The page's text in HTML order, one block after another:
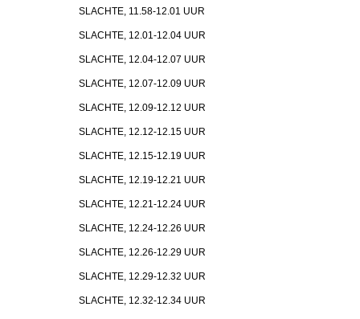
SLACHTE, 11.58-12.01 UUR
SLACHTE, 12.01-12.04 UUR
SLACHTE, 12.04-12.07 UUR
SLACHTE, 12.07-12.09 UUR
SLACHTE, 12.09-12.12 UUR
SLACHTE, 12.12-12.15 UUR
SLACHTE, 12.15-12.19 UUR
SLACHTE, 12.19-12.21 UUR
SLACHTE, 12.21-12.24 UUR
SLACHTE, 12.24-12.26 UUR
SLACHTE, 12.26-12.29 UUR
SLACHTE, 12.29-12.32 UUR
SLACHTE, 12.32-12.34 UUR